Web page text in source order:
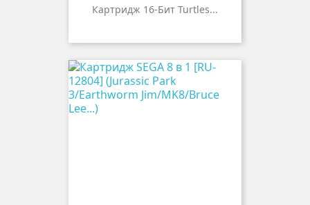
Картридж 16-Бит Turtles...